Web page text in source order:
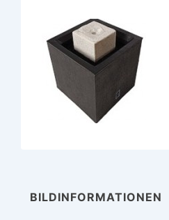
BILDINFORMATIONEN